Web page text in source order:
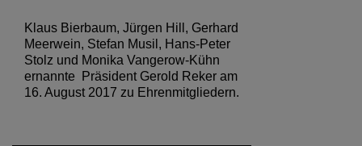
Klaus Bierbaum, Jürgen Hill, Gerhard
Meerwein, Stefan Musil, Hans-Peter
Stolz und Monika Vangerow-Kühn
ernannte Präsident Gerold Reker am
16. August 2017 zu Ehrenmitgliedern.